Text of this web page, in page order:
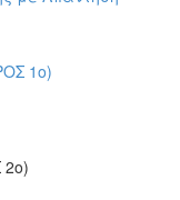
1ο)